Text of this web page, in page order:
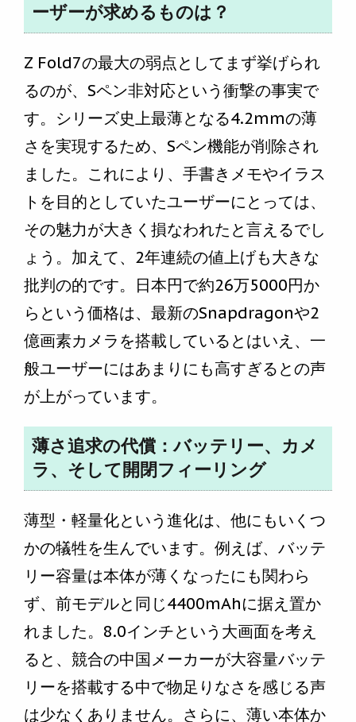
ーザーが求めるものは？
Z Fold7の最大の弱点としてまず挙げられ
るのが、Sペン非対応という衝撃の事実で
す。シリーズ史上最薄となる4.2mmの薄
さを実現するため、Sペン機能が削除され
ました。これにより、手書きメモやイラス
トを目的としていたユーザーにとっては、
その魅力が大きく損なわれたと言えるでし
ょう。加えて、2年連続の値上げも大きな
批判の的です。日本円で約26万5000円か
らという価格は、最新のSnapdragonや2
億画素カメラを搭載しているとはいえ、一
般ユーザーにはあまりにも高すぎるとの声
が上がっています。
薄さ追求の代償：バッテリー、カメ
ラ、そして開閉フィーリング
薄型・軽量化という進化は、他にもいくつ
かの犠牲を生んでいます。例えば、バッテ
リー容量は本体が薄くなったにも関わら
ず、前モデルと同じ4400mAhに据え置か
れました。8.0インチという大画面を考え
ると、競合の中国メーカーが大容量バッテ
リーを搭載する中で物足りなさを感じる声
は少なくありません。さらに、薄い本体か